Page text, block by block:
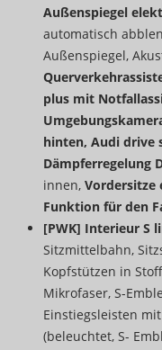
Außenspiegel
automatisch
Außenspiegel,
plus mit
hinten, Audi drive
Dämpferregelung
innen, Vordersitze
Funktion für den
[PWK] Interieur S
Sitzmittelbahn,
Kopfstützen in
Mikrofaser, S-
Einstiegsleisten
(beleuchtet, S-